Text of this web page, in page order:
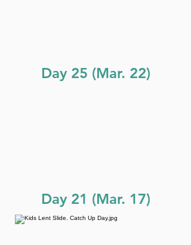
Day 25 (Mar. 22)
Day 21 (Mar. 17)